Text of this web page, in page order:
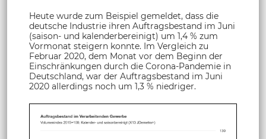
Heute wurde zum Beispiel gemeldet, dass die
deutsche Industrie ihren Auftragsbestand im Juni
(saison- und kalenderbereinigt) um 1,4 % zum
Vormonat steigern konnte. Im Vergleich zu
Februar 2020, dem Monat vor dem Beginn der
Einschränkungen durch die Corona-Pandemie in
Deutschland, war der Auftragsbestand im Juni
2020 allerdings noch um 1,3 % niedriger.